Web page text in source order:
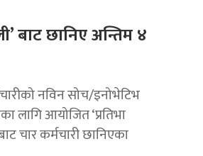
बाट छानिए अन्तिम ४
नविन सोच/इनोभेटिभ
लागि आयोजित ‘प्रतिभा
चार कर्मचारी छानिएका